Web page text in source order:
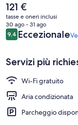
Il
prezzo
attuale
è
121 €
121 €
tasse e oneri inclusi
30 ago - 31 ago
Recensioni
9,49,4 su 10
Eccezionale
Servizi più
Wi-Fi gratuito
Aria condizionata
Parcheggio